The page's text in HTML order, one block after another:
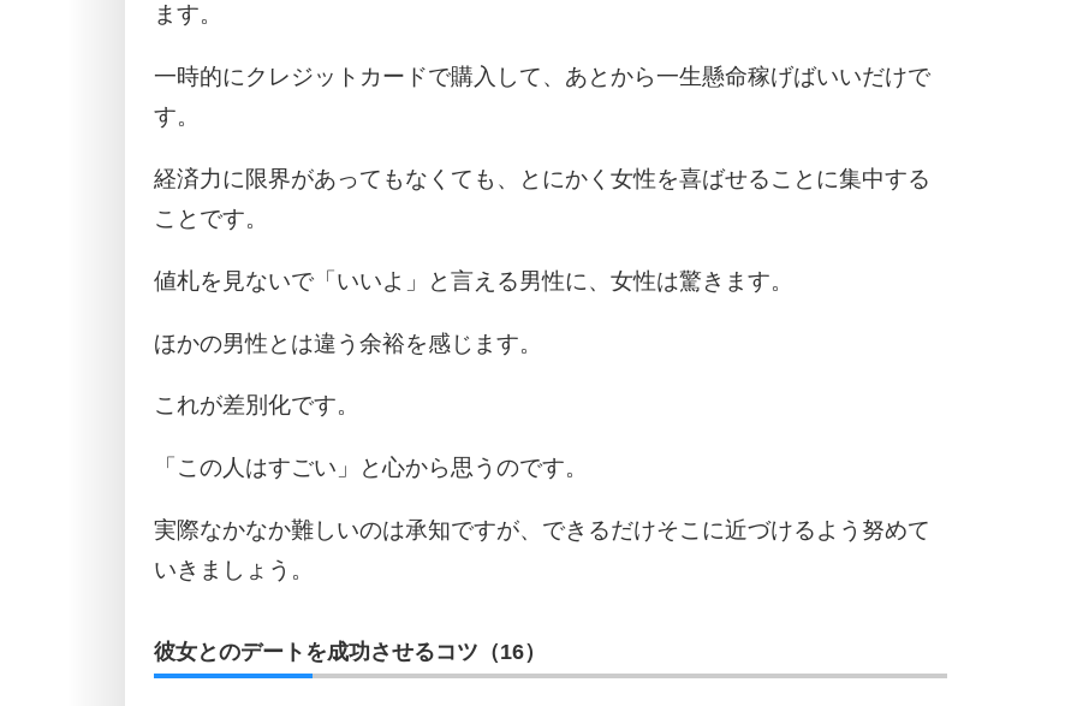
ます。
一時的にクレジットカードで購入して、あとから一生懸命稼げばいいだけで
す。
経済力に限界があってもなくても、とにかく女性を喜ばせることに集中する
ことです。
値札を見ないで「いいよ」と言える男性に、女性は驚きます。
ほかの男性とは違う余裕を感じます。
これが差別化です。
「この人はすごい」と心から思うのです。
実際なかなか難しいのは承知ですが、できるだけそこに近づけるよう努めて
いきましょう。
彼女とのデートを成功させるコツ（16）